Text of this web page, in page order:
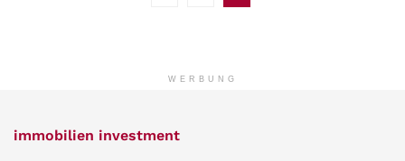
WERBUNG
immobilien investment